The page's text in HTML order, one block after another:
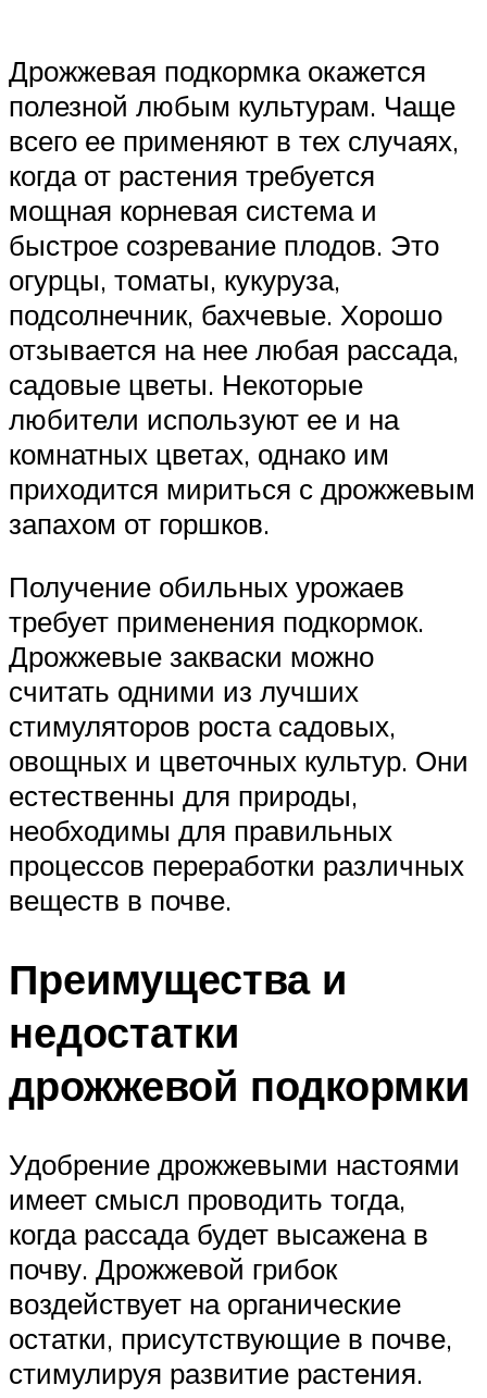
Дрожжевая подкормка окажется
полезной любым культурам. Чаще
всего ее применяют в тех случаях,
когда от растения требуется
мощная корневая система и
быстрое созревание плодов. Это
огурцы, томаты, кукуруза,
подсолнечник, бахчевые. Хорошо
отзывается на нее любая рассада,
садовые цветы. Некоторые
любители используют ее и на
комнатных цветах, однако им
приходится мириться с дрожжевым
запахом от горшков.
Получение обильных урожаев
требует применения подкормок.
Дрожжевые закваски можно
считать одними из лучших
стимуляторов роста садовых,
овощных и цветочных культур. Они
естественны для природы,
необходимы для правильных
процессов переработки различных
веществ в почве.
Преимущества и
недостатки
дрожжевой подкормки
Удобрение дрожжевыми настоями
имеет смысл проводить тогда,
когда рассада будет высажена в
почву. Дрожжевой грибок
воздействует на органические
остатки, присутствующие в почве,
стимулируя развитие растения.